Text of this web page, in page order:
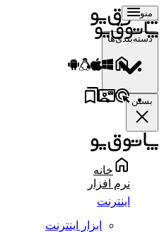
منو
دسته‌بندی‌ها
بستن
خانه
نرم افزار
اینترنت
ابزار اینترنت